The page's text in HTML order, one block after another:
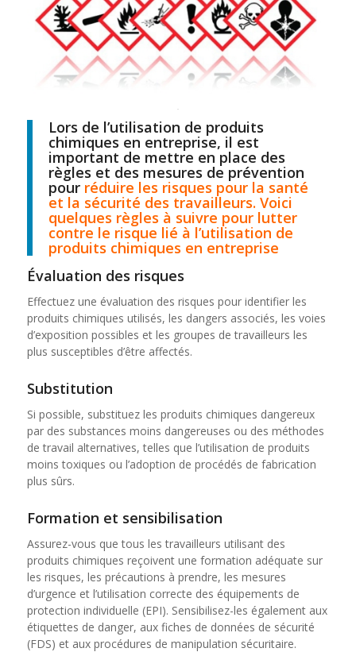
Lors de l’utilisation de produits
chimiques en entreprise, il est
important de mettre en place des
règles et des mesures de prévention
pour réduire les risques pour la santé
et la sécurité des travailleurs. Voici
quelques règles à suivre pour lutter
contre le risque lié à l’utilisation de
produits chimiques en entreprise
Évaluation des risques
Effectuez une évaluation des risques pour identifier les
produits chimiques utilisés, les dangers associés, les voies
d’exposition possibles et les groupes de travailleurs les
plus susceptibles d’être affectés.
Substitution
Si possible, substituez les produits chimiques dangereux
par des substances moins dangereuses ou des méthodes
de travail alternatives, telles que l’utilisation de produits
moins toxiques ou l’adoption de procédés de fabrication
plus sûrs.
Formation et sensibilisation
Assurez-vous que tous les travailleurs utilisant des
produits chimiques reçoivent une formation adéquate sur
les risques, les précautions à prendre, les mesures
d’urgence et l’utilisation correcte des équipements de
protection individuelle (EPI). Sensibilisez-les également aux
étiquettes de danger, aux fiches de données de sécurité
(FDS) et aux procédures de manipulation sécuritaire.